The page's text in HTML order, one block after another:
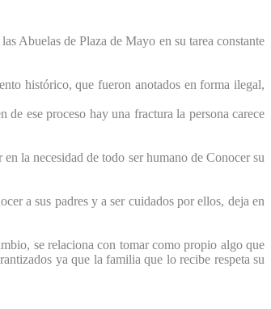
Abuelas de Plaza de Mayo en su tarea constante
histórico, que fueron anotados en forma ilegal,
ese proceso hay una fractura la persona carece
la necesidad de todo ser humano de Conocer su
a sus padres y a ser cuidados por ellos, deja en
se relaciona con tomar como propio algo que
ya que la familia que lo recibe respeta su